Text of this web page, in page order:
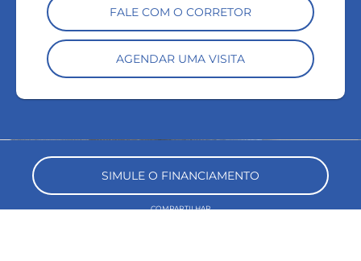
FALE COM O CORRETOR
AGENDAR UMA VISITA
keyboard_backspace
SIMULE O FINANCIAMENTO
COMPARTILHAR